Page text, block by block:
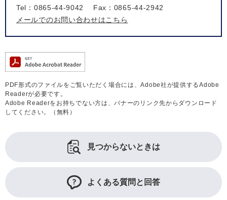
Tel：0865-44-9042
Fax：0865-44-2942
メールでのお問い合わせはこちら
PDF形式のファイルをご覧いただく場合には、Adobe社が提供するAdobe
Readerが必要です。
Adobe Readerをお持ちでない方は、バナーのリンク先からダウンロード
してください。（無料）
見つからないときは
よくある質問と回答